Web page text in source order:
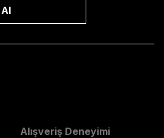
Alışveriş Deneyimi